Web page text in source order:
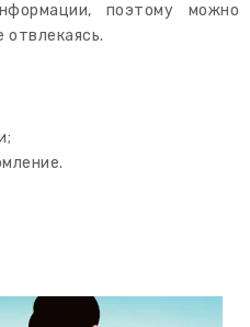
поэтому можно
отвлекаясь.